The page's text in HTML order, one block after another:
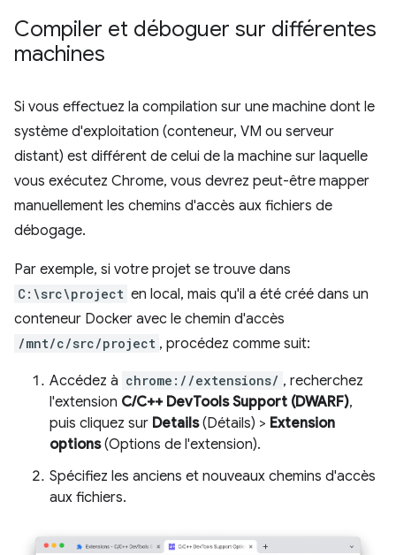
Compiler et déboguer sur différentes
machines
Si vous effectuez la compilation sur une machine dont le
système d'exploitation (conteneur, VM ou serveur
distant) est différent de celui de la machine sur laquelle
vous exécutez Chrome, vous devrez peut-être mapper
manuellement les chemins d'accès aux fichiers de
débogage.
Par exemple, si votre projet se trouve dans
C:\src\project en local, mais qu'il a été créé dans un
conteneur Docker avec le chemin d'accès
/mnt/c/src/project , procédez comme suit:
Accédez à chrome://extensions/ , recherchez
l'extension C/C++ DevTools Support (DWARF),
puis cliquez sur Details(Détails) > Extension
options(Options de l'extension).
Spécifiez les anciens et nouveaux chemins d'accès
aux fichiers.